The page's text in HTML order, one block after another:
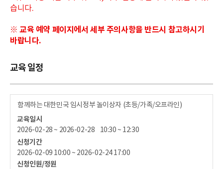
습니다.
※ 교육 예약 페이지에서 세부 주의사항을 반드시 참고하시기
바랍니다.
교육 일정
함께하는 대한민국 임시정부 놀이상자 (초등/가족/오프라인)
교육일시
2026-02-28 ~ 2026-02-28 10:30 ~ 12:30
신청기간
2026-02-09 10:00 ~ 2026-02-24 17:00
신청인원/정원